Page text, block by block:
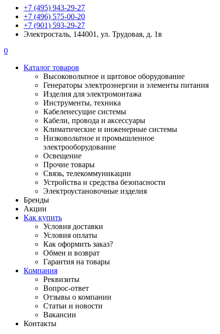
+7 (495) 943-29-27
+7 (496) 575-00-20
+7 (901) 593-29-27
Электросталь, 144001, ул. Трудовая, д. 1в
0
Каталог товаров
Высоковольтное и щитовое оборудование
Генераторы электроэнергии и элементы питания
Изделия для электромонтажа
Инструменты, техника
Кабеленесущие системы
Кабели, провода и аксессуары
Климатические и инженерные системы
Низковольтное и промышленное
электрооборудование
Освещение
Прочие товары
Связь, телекоммуникации
Устройства и средства безопасности
Электроустановочные изделия
Бренды
Акции
Как купить
Условия доставки
Условия оплаты
Как оформить заказ?
Обмен и возврат
Гарантия на товары
Компания
Реквизиты
Вопрос-ответ
Отзывы о компании
Статьи и новости
Вакансии
Контакты